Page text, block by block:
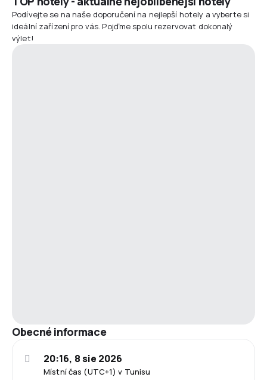
Podívejte se na naše doporučení na nejlepší hotely a vyberte si
ideální zařízení pro vás. Pojďme spolu rezervovat dokonalý
výlet!
Obecné informace
Místní čas (UTC+1) v Tunisu
20:16, 8 sie 2026